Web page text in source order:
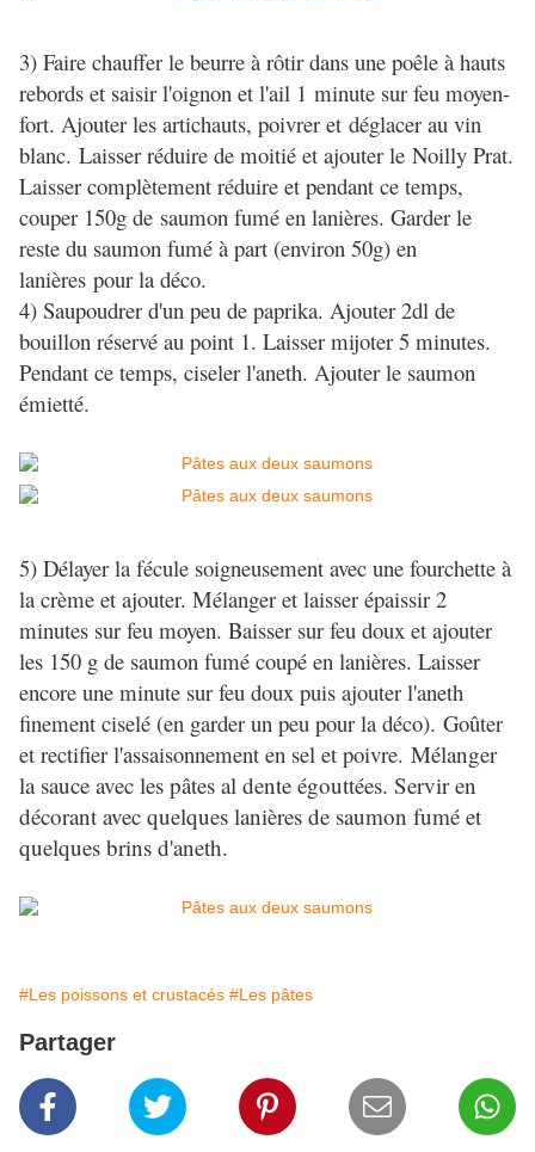
3) Faire chauffer le beurre à rôtir dans une poêle à hauts
rebords et saisir l'oignon et l'ail 1 minute sur feu moyen-
fort. Ajouter les artichauts, poivrer et déglacer au vin
blanc. Laisser réduire de moitié et ajouter le Noilly Prat.
Laisser complètement réduire et pendant ce temps,
couper 150g de saumon fumé en lanières. Garder le
reste du saumon fumé à part (environ 50g) en
lanières pour la déco.
4) Saupoudrer d'un peu de paprika. Ajouter 2dl de
bouillon réservé au point 1. Laisser mijoter 5 minutes.
Pendant ce temps, ciseler l'aneth. Ajouter le saumon
émietté.
5) Délayer la fécule soigneusement avec une fourchette à
la crème et ajouter. Mélanger et laisser épaissir 2
minutes sur feu moyen. Baisser sur feu doux et ajouter
les 150 g de saumon fumé coupé en lanières. Laisser
encore une minute sur feu doux puis ajouter l'aneth
finement ciselé (en garder un peu pour la déco). Goûter
et rectifier l'assaisonnement en sel et poivre. Mélanger
la sauce avec les pâtes al dente égouttées. Servir en
décorant avec quelques lanières de saumon fumé et
quelques brins d'aneth.
#Les poissons et crustacés #Les pâtes
Partager